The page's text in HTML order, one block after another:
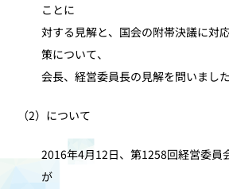
ことに
対する見解と、国会の附帯決議に対
策について、
会長、経営委員長の見解を問いました
（2）について
2016年4月12日、第1258回経営委員
が